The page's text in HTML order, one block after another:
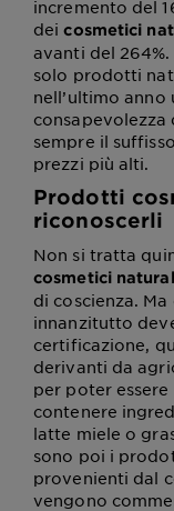
incremento del
deicosmetici
avanti del
solo prodotti
nell’ultimo anno
consapevolezza
sempre il
prezzi più alti.
Prodotti
riconoscerli
Non si tratta
cosmetici
di coscienza.
innanzitutto
certificazione,
derivanti da
per poter
contenere
latte miele o
sono poi i
provenienti dal
vengono